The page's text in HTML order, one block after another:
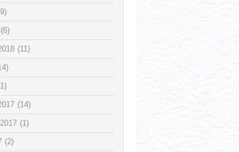
(6)
(11)
(14)
(1)
(2)